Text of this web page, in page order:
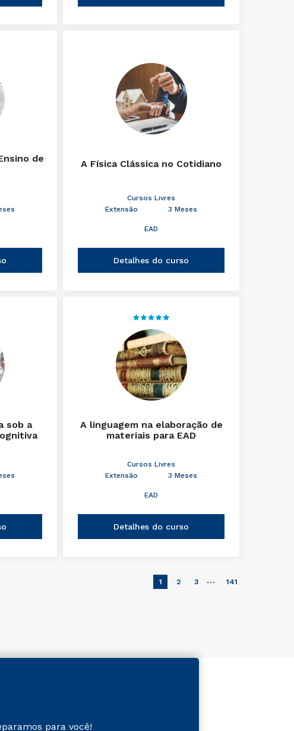
de
A Física Clássica no Cotidiano
Cursos Livres
Extensão
3 Meses
EAD
Detalhes do curso
sob a
A linguagem na elaboração de
materiais para EAD
Cursos Livres
Extensão
3 Meses
EAD
Detalhes do curso
1 2 3 … 141
para você!